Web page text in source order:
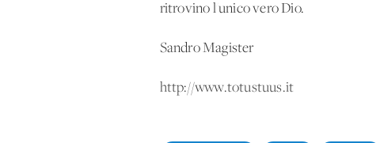
ritrovino l'unico vero Dio.
Sandro Magister
http://www.totustuus.it